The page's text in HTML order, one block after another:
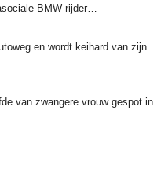
BMW rijder…
en wordt keihard van zijn
van zwangere vrouw gespot in